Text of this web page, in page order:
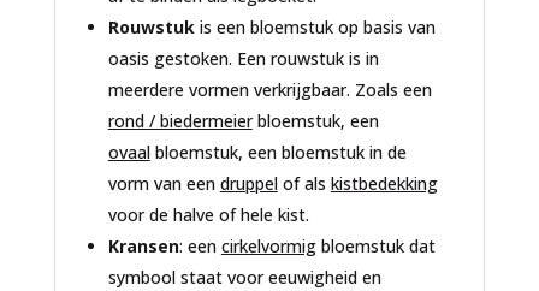
Rouwstukis een bloemstuk op basis van
oasis gestoken. Een rouwstuk is in
meerdere vormen verkrijgbaar. Zoals een
rond / biedermeierbloemstuk, een
ovaalbloemstuk, een bloemstuk in de
vorm van een druppelof als kistbedekking
voor de halve of hele kist.
Kransen: een cirkelvormigbloemstuk dat
symbool staat voor eeuwigheid en